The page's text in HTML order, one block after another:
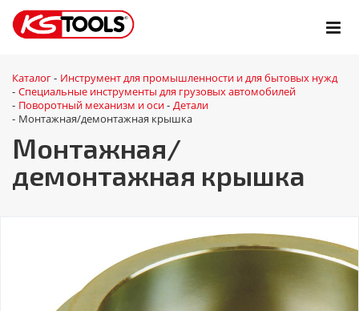
Каталог - Инструмент для промышленности и для бытовых нужд
- Специальные инструменты для грузовых автомобилей
- Поворотный механизм и оси - Детали
- Монтажная/демонтажная крышка
Монтажная/
демонтажная крышка